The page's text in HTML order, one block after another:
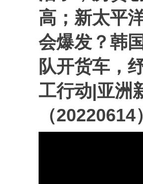
高；新太平
会爆发？韩
队开货车，
工行动|亚洲
（20220614）